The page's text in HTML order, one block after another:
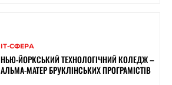
ІТ-СФЕРА
НЬЮ-ЙОРКСЬКИЙ ТЕХНОЛОГІЧНИЙ КОЛЕДЖ –
АЛЬМА-МАТЕР БРУКЛІНСЬКИХ ПРОГРАМІСТІВ